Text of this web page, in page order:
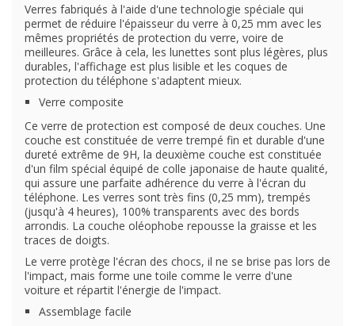
Verres fabriqués à l'aide d'une technologie spéciale qui
permet de réduire l'épaisseur du verre à 0,25 mm avec les
mêmes propriétés de protection du verre, voire de
meilleures. Grâce à cela, les lunettes sont plus légères, plus
durables, l'affichage est plus lisible et les coques de
protection du téléphone s'adaptent mieux.
Verre composite
Ce verre de protection est composé de deux couches. Une
couche est constituée de verre trempé fin et durable d'une
dureté extrême de 9H, la deuxième couche est constituée
d'un film spécial équipé de colle japonaise de haute qualité,
qui assure une parfaite adhérence du verre à l'écran du
téléphone. Les verres sont très fins (0,25 mm), trempés
(jusqu'à 4 heures), 100% transparents avec des bords
arrondis. La couche oléophobe repousse la graisse et les
traces de doigts.
Le verre protège l'écran des chocs, il ne se brise pas lors de
l'impact, mais forme une toile comme le verre d'une
voiture et répartit l'énergie de l'impact.
Assemblage facile